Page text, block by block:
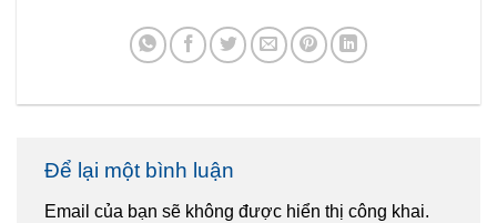
Để lại một bình luận
Email của bạn sẽ không được hiển thị công khai.